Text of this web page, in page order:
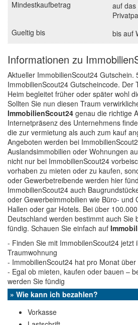
auf das
bis auf
Informationen zu
Aktueller ImmobilienScout24 Gutschein.
ImmobilienScout24 Gutscheincode. Der
Heim begleitet früher oder später wohl
Sollten Sie nun diesen Traum
ImmobilienScout24 genau die richtige
Internetpräsenz des Unternehmens
die zur vermietung als auch zum kauf
Angeboten werden bei
Auslandsimmobilien oder Wohnungen
nicht nur bei ImmobilienScout24
vorhaben zu mieten oder zu kaufen,
oder Gewerbetreibende werden hier
ImmobilienScout24 auch
oder Gewerbeimmobilien wie Büro- und
Hallen oder gar Hotels. Bei über
Deutschland werden bestimmt auch Sie
fündig. Schauen Sie einfach auf
- Finden Sie mit ImmobilenScout24 jetzt
Traumwohnung
- ImmobilienScout24 hat pro Monat
- Egal ob mieten, kaufen oder bauen –
werden Sie fündig
» Wie kann ich bezahlen?
Vorkasse